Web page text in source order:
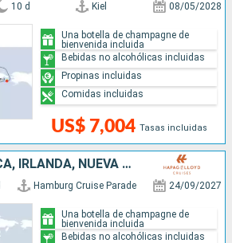
10 d Kiel 08/05/2028
US$ 7,004 Tasas incluidas
Una botella de champagne de
bienvenida incluida
Bebidas no alcohólicas incluidas
Propinas incluidas
Comidas incluidas
ALEMANIA, JAMAICA, IRLANDA, NUEVA ZELANDA, REINO UNIDO
Hamburg Cruise Parade 24/09/2027
Una botella de champagne de
bienvenida incluida
Bebidas no alcohólicas incluidas